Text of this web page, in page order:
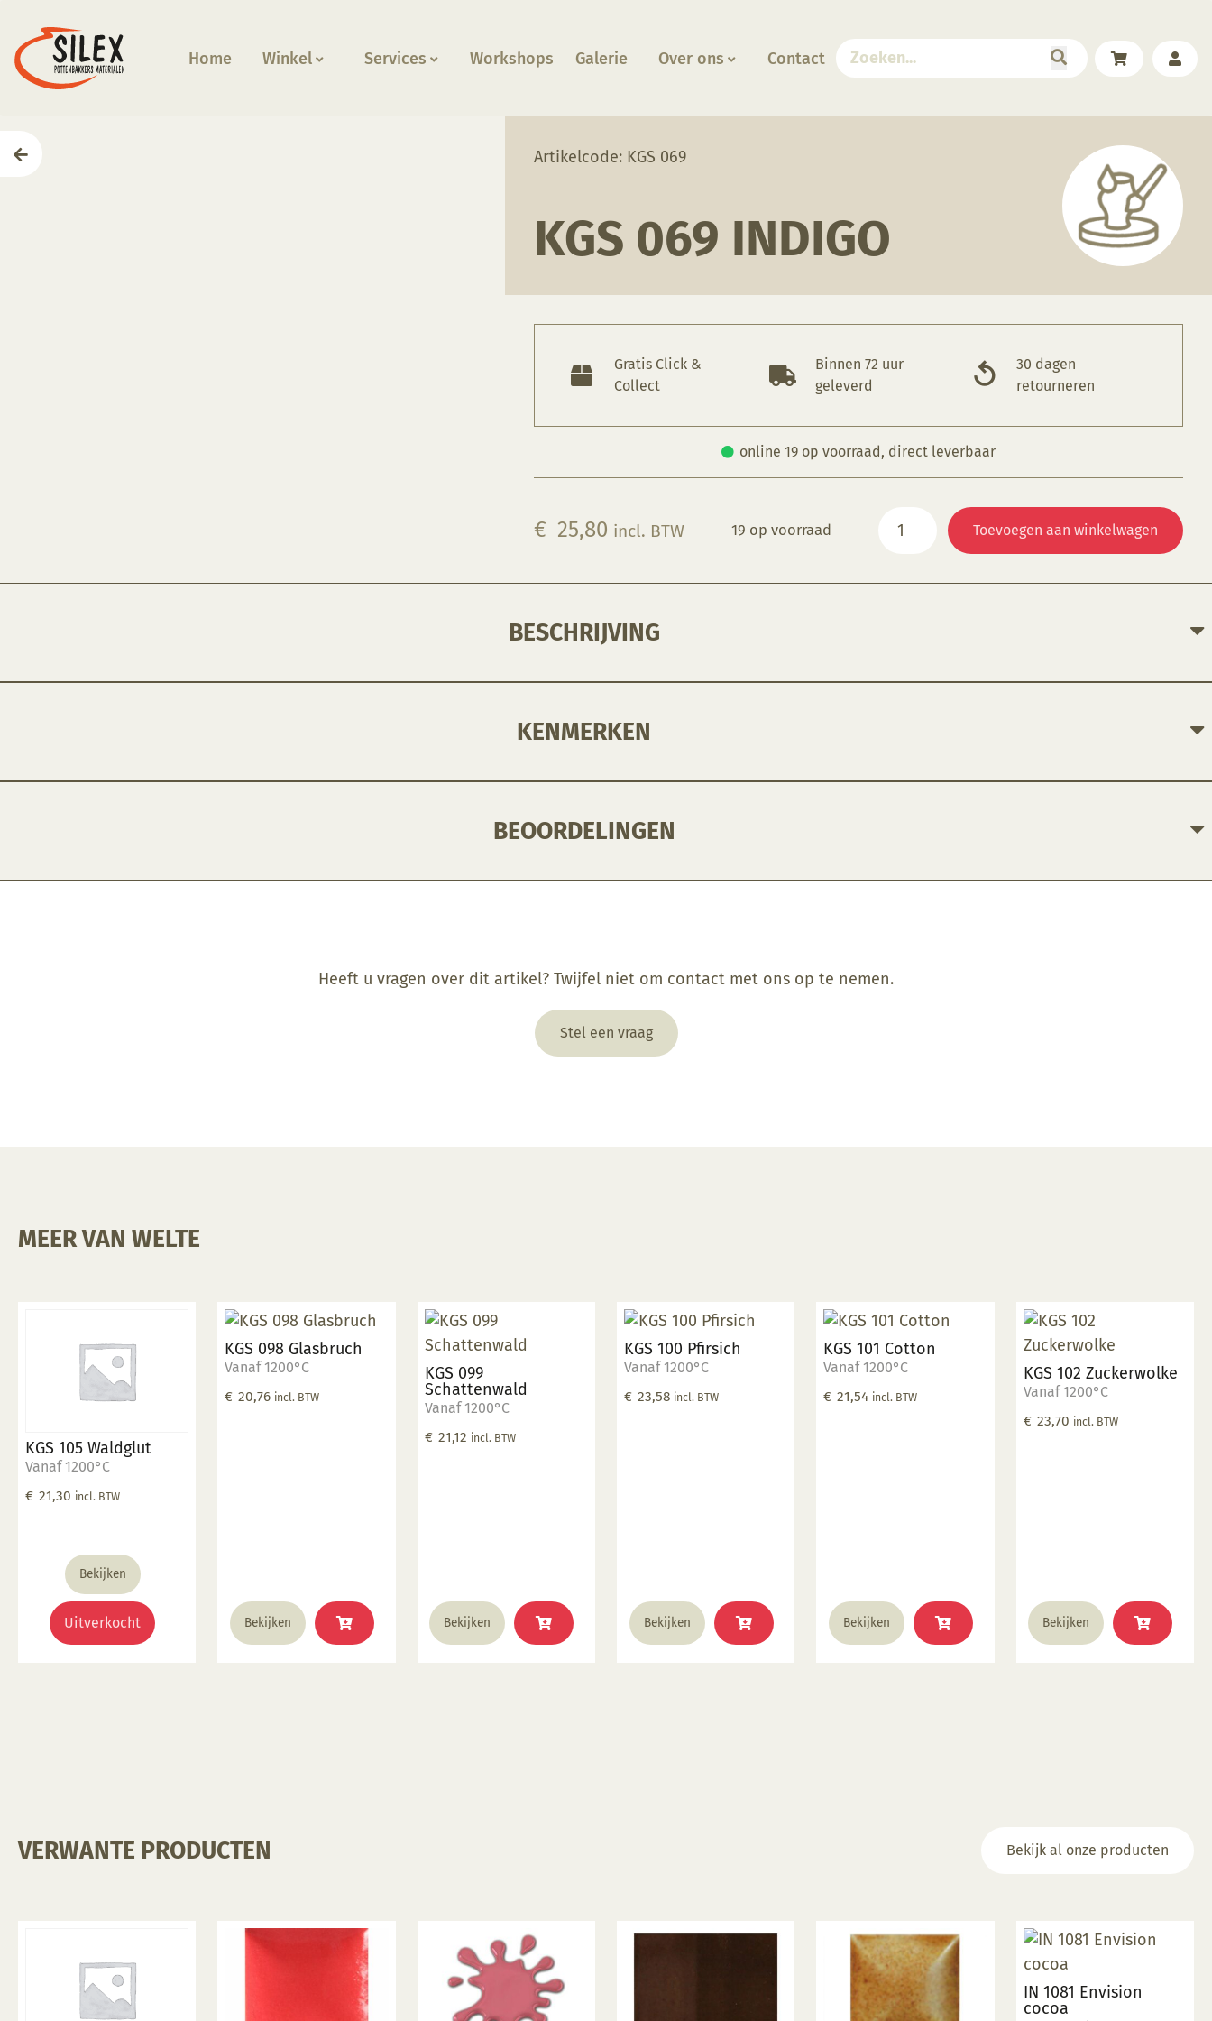
Home Winkel Services Workshops Galerie Over ons Contact
Artikelcode: KGS 069
KGS 069 INDIGO
Gratis Click &
Collect
Binnen 72 uur
geleverd
30 dagen
retourneren
online 19 op voorraad, direct leverbaar
€ 25,80 incl. BTW 19 op voorraad
069
aantal
Toevoegen aan winkelwagen
BESCHRIJVING
KENMERKEN
BEOORDELINGEN
Heeft u vragen over dit artikel? Twijfel niet om contact met ons op te nemen.
Stel een vraag
MEER VAN WELTE
KGS 105 Waldglut
Vanaf 1200°C
€ 21,30 incl. BTW
Bekijken
Uitverkocht
KGS 098 Glasbruch
Vanaf 1200°C
€ 20,76 incl. BTW
Bekijken
KGS 099
Schattenwald
Vanaf 1200°C
€ 21,12 incl. BTW
Bekijken
KGS 100 Pfirsich
Vanaf 1200°C
€ 23,58 incl. BTW
Bekijken
KGS 101 Cotton
Vanaf 1200°C
€ 21,54 incl. BTW
Bekijken
KGS 102 Zuckerwolke
Vanaf 1200°C
€ 23,70 incl. BTW
Bekijken
VERWANTE PRODUCTEN Bekijk al onze producten
IN 1081 Envision
cocoa